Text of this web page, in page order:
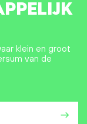
klein en groot
van de